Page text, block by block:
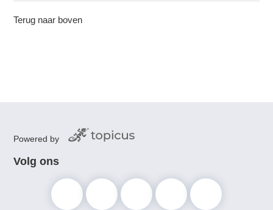
Terug naar boven
Powered by
Volg ons